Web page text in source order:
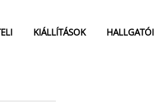
KIÁLLÍTÁSOK